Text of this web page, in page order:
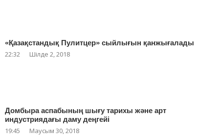
«Қазақстандық Пулитцер» сыйлығын қанжығалады
22:32 Шілде 2, 2018
Домбыра аспабының шығу тарихы және арт
индустриядағы даму деңгейі
19:45 Маусым 30, 2018